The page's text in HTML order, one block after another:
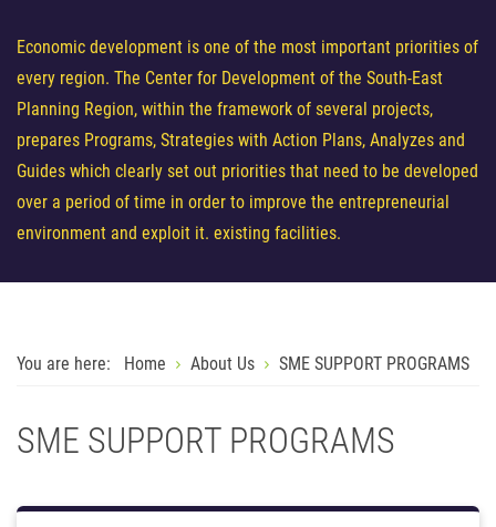
Economic development is one of the most important priorities of
every region. The Center for Development of the South-East
Planning Region, within the framework of several projects,
prepares Programs, Strategies with Action Plans, Analyzes and
Guides which clearly set out priorities that need to be developed
over a period of time in order to improve the entrepreneurial
environment and exploit it. existing facilities.
You are here: Home About Us SME SUPPORT PROGRAMS
SME SUPPORT PROGRAMS